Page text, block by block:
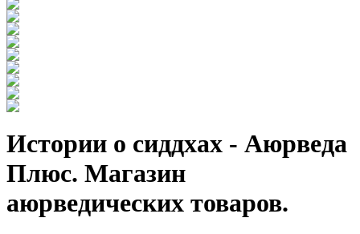
Истории о сиддхах - Аюрведа
Плюс. Магазин
аюрведических товаров.